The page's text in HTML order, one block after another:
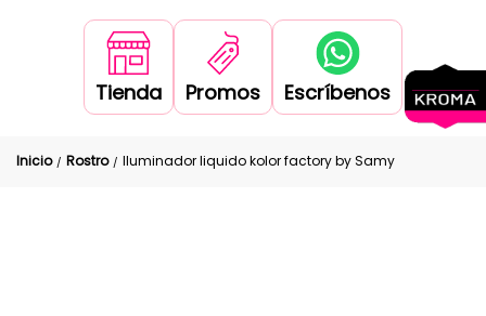
Tienda Promos Escríbenos
Inicio / Rostro / Iluminador liquido kolor factory by Samy